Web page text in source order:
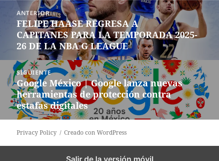
Navegación
entradas
ANTERIOR
Entrada
anterior:
FELIPE HAASE REGRESA A
CAPITANES PARA LA TEMPORADA 2025-
26 DE LA NBA G LEAGUE
SIGUIENTE
Siguiente
entrada:
Google México | Google lanza nuevas
herramientas de protección contra
estafas digitales
Privacy Policy Creado con WordPress
Salir de la versión móvil